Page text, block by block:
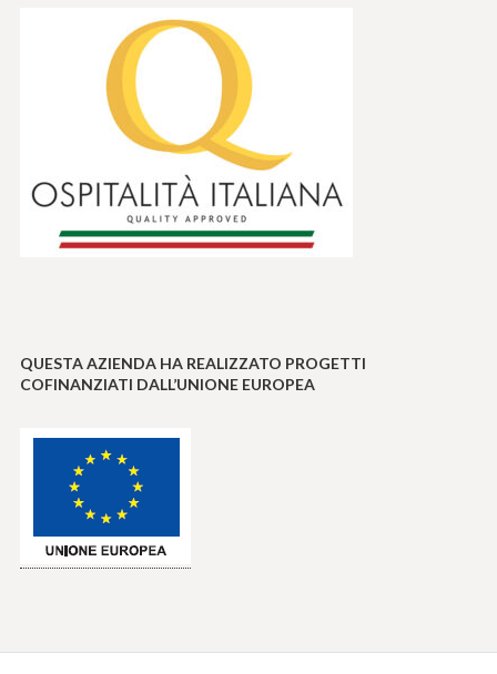
QUESTA AZIENDA HA REALIZZATO PROGETTI
COFINANZIATI DALL’UNIONE EUROPEA